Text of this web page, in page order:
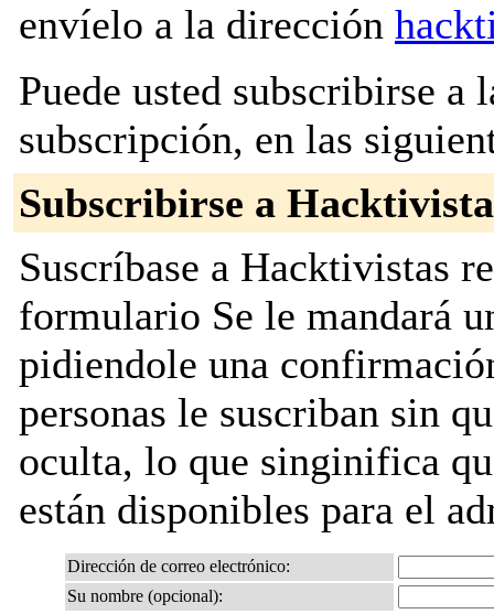
envíelo a la dirección
Puede usted subscribirse a
subscripción, en las
Subscribirse a
Suscríbase a Hacktivistas
formulario Se le mandará
pidiendole una
personas le suscriban sin
oculta, lo que singinifica
están disponibles para el
Dirección de correo electrónico:
Su nombre (opcional):